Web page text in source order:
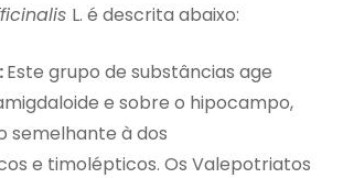
L. é descrita abaixo:
Este grupo de substâncias age
e sobre o hipocampo,
semelhante à dos
e timolépticos. Os Valepotriatos